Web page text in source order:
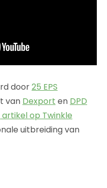
door25 EPS
van Dexport en DPD
artikel op Twinkle
uitbreiding van